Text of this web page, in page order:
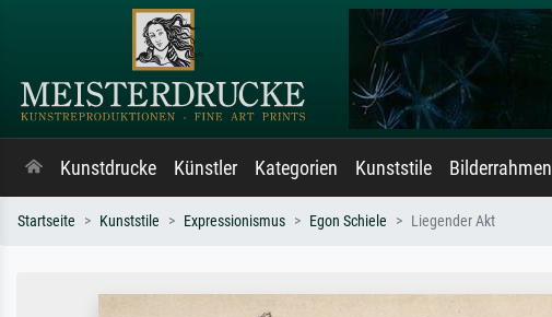
Kunstdrucke Künstler Kategorien Kunststile Bilderrahmen
Startseite Kunststile Expressionismus Egon Schiele Liegender Akt